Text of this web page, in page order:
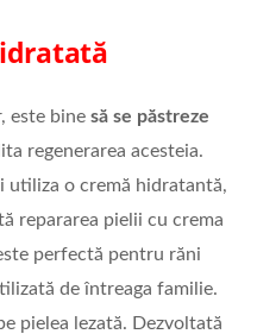
este bine să se păstreze
regenerarea acesteia.
utiliza o cremă hidratantă,
repararea pielii cu crema
perfectă pentru răni
de întreaga familie.
pielea lezată. Dezvoltată